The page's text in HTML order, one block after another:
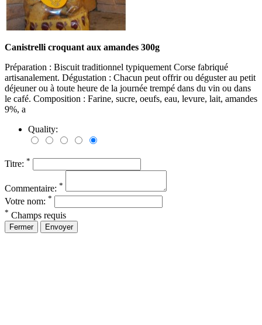
Canistrelli croquant aux amandes 300g
Préparation : Biscuit traditionnel typiquement Corse fabriqué
artisanalement. Dégustation : Chacun peut offrir ou déguster au petit
déjeuner ou à toute heure de la journée trempé dans du vin ou dans
le café. Composition : Farine, sucre, oeufs, eau, levure, lait, amandes
9%, a
Quality:
Titre: *
Commentaire: *
Votre nom: *
* Champs requis
Fermer Envoyer